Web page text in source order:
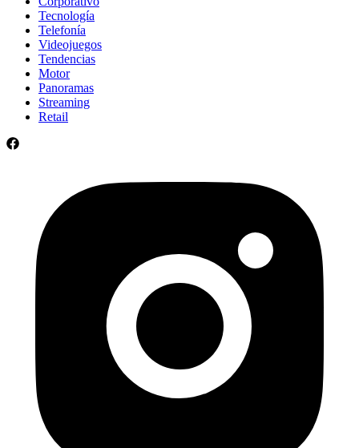
Tecnología
Telefonía
Videojuegos
Tendencias
Motor
Panoramas
Streaming
Retail